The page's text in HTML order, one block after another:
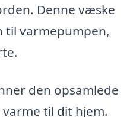
Denne væske
varmepumpen,
den opsamlede
til dit hjem.